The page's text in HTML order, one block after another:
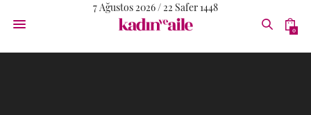
7 Ağustos 2026 / 22 Safer 1448
0